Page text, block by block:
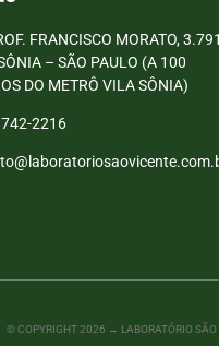
FRANCISCO MORATO,
– SÃO PAULO (A 100
DO METRÔ VILA SÔNIA)
2216
© COPYRIGHT2026 → LABORATÓRIO